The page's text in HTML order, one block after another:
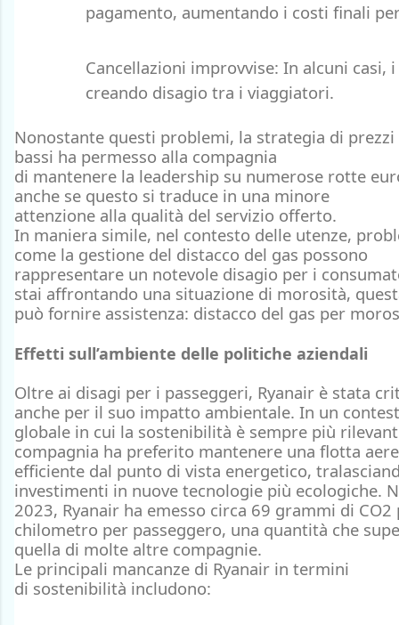
pagamento, aumentando i costi finali
Cancellazioni improvvise: In alcuni casi,
creando disagio tra i viaggiatori.
Nonostante questi problemi, la strategia di prezzi
bassi ha permesso alla compagnia
di mantenere la leadership su numerose rotte
anche se questo si traduce in una minore
attenzione alla qualità del servizio offerto.
In maniera simile, nel contesto delle utenze,
come la gestione del distacco del gas possono
rappresentare un notevole disagio per i
stai affrontando una situazione di morosità,
può fornire assistenza: distacco del gas per
Effetti sull’ambiente delle politiche aziendali
Oltre ai disagi per i passeggeri, Ryanair è stata
anche per il suo impatto ambientale. In un
globale in cui la sostenibilità è sempre più
compagnia ha preferito mantenere una flotta
efficiente dal punto di vista energetico,
investimenti in nuove tecnologie più ecologiche.
2023, Ryanair ha emesso circa 69 grammi di CO2
chilometro per passeggero, una quantità che
quella di molte altre compagnie.
Le principali mancanze di Ryanair in termini
di sostenibilità includono: